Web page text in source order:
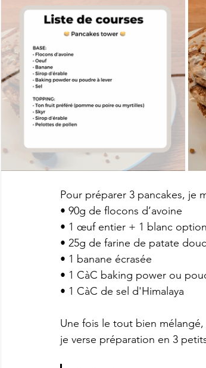
Pour préparer 3 pancakes, je
• 90g de flocons d’avoine
• 1 œuf entier + 1 blanc
• 25g de farine de patate
• 1 banane écrasée
• 1 CàC baking power ou
• 1 CàC de sel d'Himalaya
Une fois le tout bien
je verse préparation en 3